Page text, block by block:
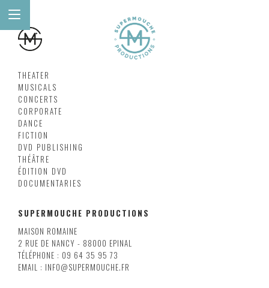
THEATER
MUSICALS
CONCERTS
CORPORATE
DANCE
FICTION
DVD PUBLISHING
THÉÂTRE
ÉDITION DVD
DOCUMENTARIES
SUPERMOUCHE PRODUCTIONS
MAISON ROMAINE
2 RUE DE NANCY - 88000 EPINAL
TÉLÉPHONE : 09 64 35 95 73
EMAIL : INFO@SUPERMOUCHE.FR